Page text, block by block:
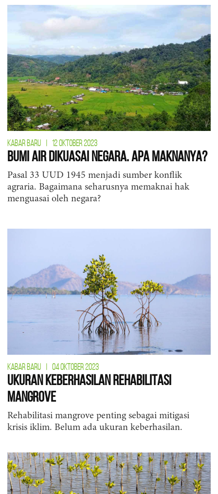
KABAR BARU | 12 OKTOBER 2023
Bumi Air Dikuasai Negara. Apa Maknanya?
Pasal 33 UUD 1945 menjadi sumber konflik
agraria. Bagaimana seharusnya memaknai hak
menguasai oleh negara?
KABAR BARU | 04 OKTOBER 2023
Ukuran Keberhasilan Rehabilitasi
Mangrove
Rehabilitasi mangrove penting sebagai mitigasi
krisis iklim. Belum ada ukuran keberhasilan.